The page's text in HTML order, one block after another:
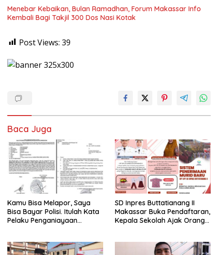
Menebar Kebaikan, Bulan Ramadhan, Forum Makassar Info
Kembali Bagi Takjil 300 Dos Nasi Kotak
Post Views: 39
Baca Juga
Kamu Bisa Melapor, Saya
Bisa Bayar Polisi. Itulah Kata
Pelaku Penganiayaan
Ini Belum Di Tangkap
SD Inpres Buttatianang II
Makassar Buka Pendaftaran,
Kepala Sekolah Ajak Orang